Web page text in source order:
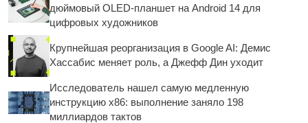
дюймовый OLED-планшет на Android 14 для
цифровых художников
Крупнейшая реорганизация в Google AI: Демис
Хассабис меняет роль, а Джефф Дин уходит
Исследователь нашел самую медленную
инструкцию x86: выполнение заняло 198
миллиардов тактов